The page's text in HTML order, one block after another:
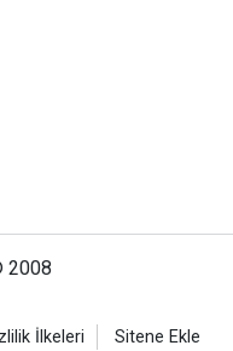
2008
İlkeleri Sitene Ekle